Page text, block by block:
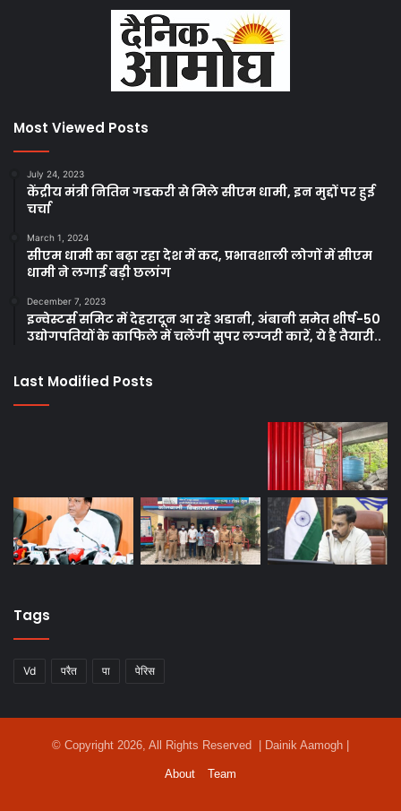
Most Viewed Posts
July 24, 2023
केंद्रीय मंत्री नितिन गडकरी से मिले सीएम धामी, इन मुद्दों पर हुई
चर्चा
March 1, 2024
सीएम धामी का बढ़ा रहा देश में कद, प्रभावशाली लोगों में सीएम
धामी ने लगाई बड़ी छलांग
December 7, 2023
इन्वेस्टर्स समिट में देहरादून आ रहे अडानी, अंबानी समेत शीर्ष-50
उद्योगपतियों के काफिले में चलेंगी सुपर लग्जरी कारें, ये है तैयारी..
Last Modified Posts
Tags
Vd परैत पा पेरिस
© Copyright 2026, All Rights Reserved | Dainik Aamogh |
About Team